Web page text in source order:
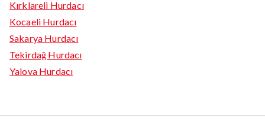
Kırklareli Hurdacı
Kocaeli Hurdacı
Sakarya Hurdacı
Tekirdağ Hurdacı
Yalova Hurdacı